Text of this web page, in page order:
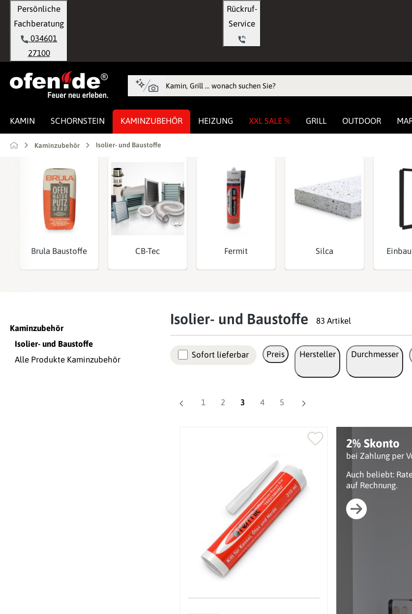
Zur Hauptnavigation springen
Persönliche
Fachberatung
034601
27100
Rückruf-
KAMIN SCHORNSTEIN KAMINZUBEHÖR HEIZUNG XXL SALE % GRILL OUTDOOR
Kaminzubehör Isolier- und Baustoffe
Brula Baustoffe CB-Tec Fermit Silca
Kaminzubehör
Isolier- und Baustoffe
Alle Produkte Kaminzubehör
Isolier- und Baustoffe 83 Artikel
Sofort lieferbar Preis Hersteller Durchmesser
Seite
1 Seite
2 Seite
3 Seite
4 Seite
5
2% Skonto
bei Zahlung per
Auch beliebt:
auf Rechnung.